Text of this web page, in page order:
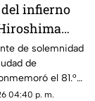
del infierno
potencias el
nuclear
de solemnidad
de
el 81.°
devastador
04:40 p. m.